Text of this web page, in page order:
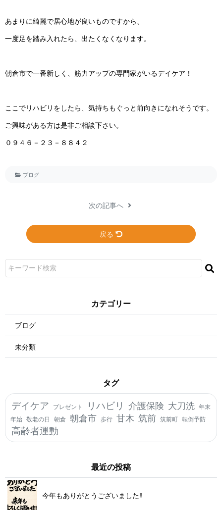
あまりに綺麗で居心地が良いもので す か ら 、
一度足を踏み入れたら、出たくなくな り ま す 。
朝倉市で一番新しく、筋力アップの専門家がいるデ イ ケ ア ！
ここでリハビリをしたら、気持ちもぐっと前向きになれそ う で す 。
ご興味がある方は是非ご相談 下 さ い 。
０９４６－２３－ ８ ８ ４ ２
ブログ
次の記事へ
戻る
カ テ ゴ リ ー
ブログ
未分類
タ グ
デイケア プレゼント リハビリ 介護保険 大刀洗 年末
年始 敬老の日 朝倉 朝倉市 歩行 甘木 筑前 筑前町 転倒予防
高齢者運動
最 近 の 投 稿
今年もありがとうございま し た ‼ ️